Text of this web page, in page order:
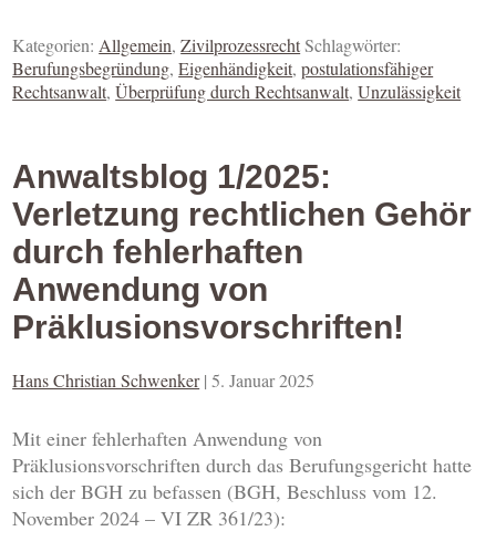
Kategorien:Allgemein,ZivilprozessrechtSchlagwörter:
Berufungsbegründung,Eigenhändigkeit,postulationsfähiger
Rechtsanwalt,Überprüfung durch Rechtsanwalt,Unzulässigkeit
Anwaltsblog 1/2025:
Verletzung rechtlichen Gehör
durch fehlerhaften
Anwendung von
Präklusionsvorschriften!
Hans Christian Schwenker |5. Januar 2025
Mit einer fehlerhaften Anwendung von
Präklusionsvorschriften durch das Berufungsgericht hatte
sich der BGH zu befassen (BGH, Beschluss vom 12.
November 2024 – VI ZR 361/23):